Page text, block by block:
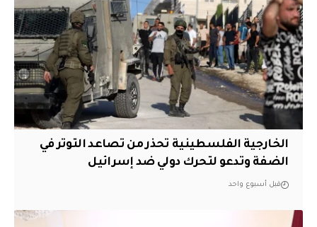
الخارجية الفلسطينية تحذر من تصاعد التوتر في
الضفة وتدعو لتحرك دولي ضد إسرائيل
قبل أسبوع واحد